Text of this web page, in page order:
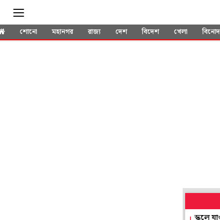
শোনো মহানগর রাজ্য দেশ বিদেশ খেলা